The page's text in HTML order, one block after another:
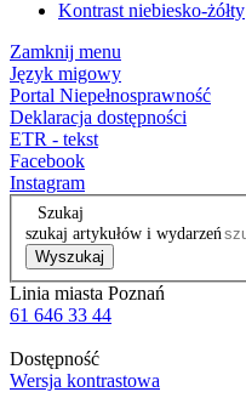
Kontrast niebiesko-żółty
Zamknij menu
Język migowy
Portal Niepełnosprawność
Deklaracja dostępności
ETR - tekst
Facebook
Instagram
Szukaj
szukaj artykułów i wydarzeń
Wyszukaj
Linia miasta Poznań
61 646 33 44
Dostępność
Wersja kontrastowa